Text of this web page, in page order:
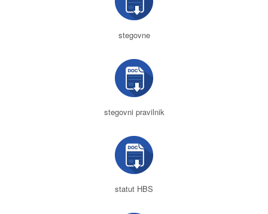
stegovne
stegovni pravilnik
statut HBS